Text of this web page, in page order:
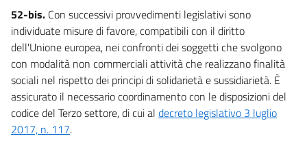
52-bis. Con successivi provvedimenti legislativi sono
individuate misure di favore, compatibili con il diritto
dell'Unione europea, nei confronti dei soggetti che svolgono
con modalità non commerciali attività che realizzano finalità
sociali nel rispetto dei principi di solidarietà e sussidiarietà. È
assicurato il necessario coordinamento con le disposizioni del
codice del Terzo settore, di cui al decreto legislativo 3 luglio
2017, n. 117.